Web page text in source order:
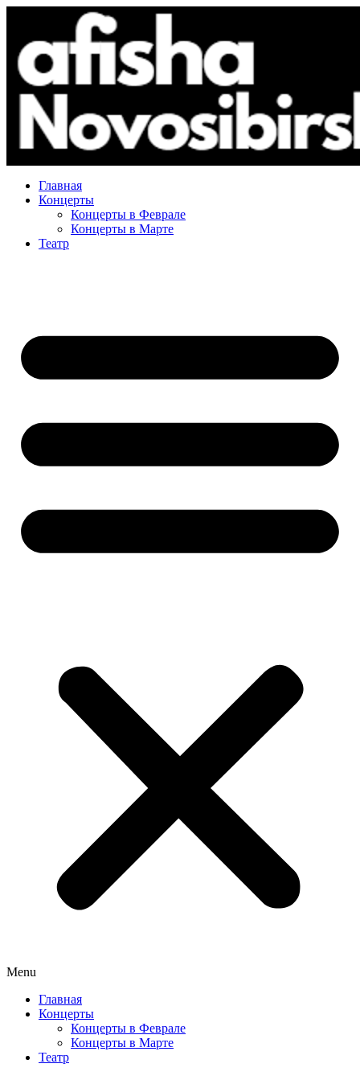
Главная
Концерты
Концерты в Феврале
Концерты в Марте
Театр
Menu
Главная
Концерты
Концерты в Феврале
Концерты в Марте
Театр